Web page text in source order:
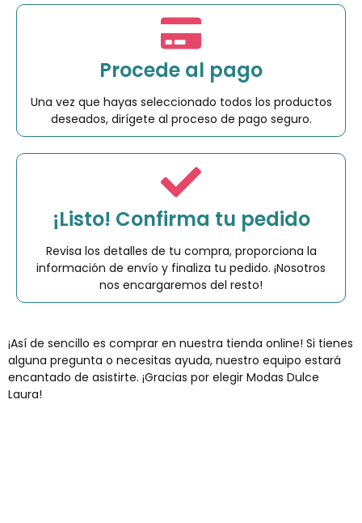
Procede al pago
Una vez que hayas seleccionado todos los productos
deseados, dirígete al proceso de pago seguro.
¡Listo! Confirma tu pedido
Revisa los detalles de tu compra, proporciona la
información de envío y finaliza tu pedido. ¡Nosotros
nos encargaremos del resto!
¡Así de sencillo es comprar en nuestra tienda online! Si tienes
alguna pregunta o necesitas ayuda, nuestro equipo estará
encantado de asistirte. ¡Gracias por elegir Modas Dulce
Laura!